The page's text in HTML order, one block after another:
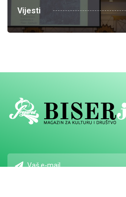
Vijesti